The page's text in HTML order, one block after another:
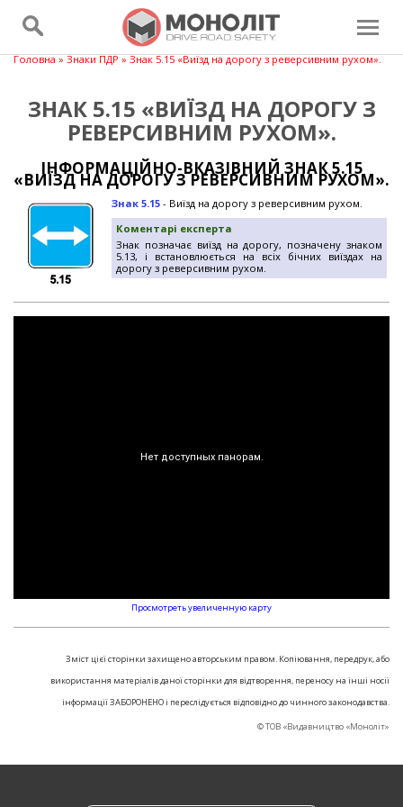
Головна » Знаки ПДР » Знак 5.15 «Виїзд на дорогу з реверсивним рухом».
ЗНАК 5.15 «ВИЇЗД НА ДОРОГУ З
РЕВЕРСИВНИМ РУХОМ».
ІНФОРМАЦІЙНО-ВКАЗІВНИЙ ЗНАК 5.15
«ВИЇЗД НА ДОРОГУ З РЕВЕРСИВНИМ РУХОМ».
Знак 5.15 - Виїзд на дорогу з реверсивним рухом.
Коментарі експерта
Знак позначає виїзд на дорогу, позначену знаком
5.13, і встановлюється на всіх бічних виїздах на
дорогу з реверсивним рухом.
Просмотреть увеличенную карту
Зміст цієї сторінки захищено авторським правом. Копіювання, передрук, або
використання матеріалів даної сторінки для відтворення, переносу на інші носії
інформації ЗАБОРОНЕНО і переслідується відповідно до чинного законодавства.
© ТОВ «Видавництво «Моноліт»